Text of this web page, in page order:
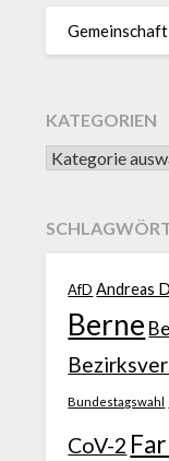
KATEGORIEN
AfD Andreas
Berne
Bundestagswahl
CoV-2